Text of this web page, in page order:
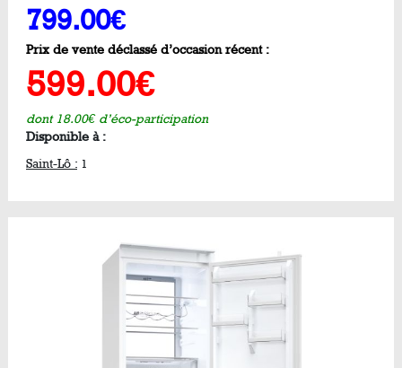
799.00€
Prix de vente déclassé d’occasion récent :
599.00€
dont 18.00€ d’éco-participation
Disponible à :
Saint-Lô : 1